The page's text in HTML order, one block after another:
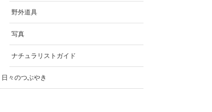
野外道具
写真
ナチュラリストガイド
日々のつぶやき